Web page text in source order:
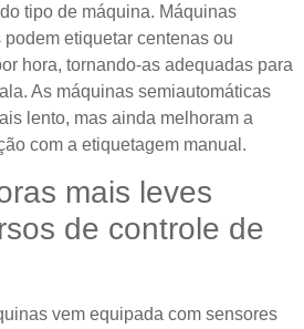
tipo de máquina. Máquinas
etiquetar centenas ou
hora, tornando-as adequadas para
As máquinas semiautomáticas
lento, mas ainda melhoram a
com a etiquetagem manual.
mais leves
de controle de
vem equipada com sensores